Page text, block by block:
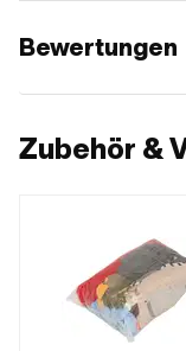
Bewertungen
Zubehör &